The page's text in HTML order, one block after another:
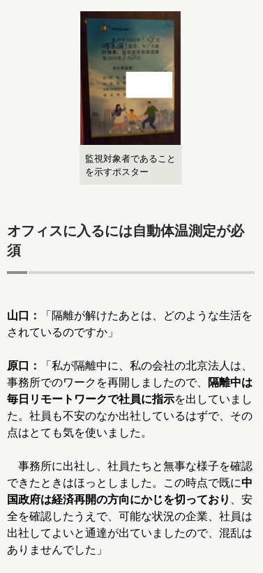
監視対象者であること
を示すポスター
オフィスに入るには自動体温測定が必
須
山口：
「隔離が解けたあとは、どのような生活を
されているのですか」
原口：
「私が隔離中に、私の会社の北京法人は、
事務所でのワークを再開しましたので、
隔離中は
毎日リモートワークで社員に指示を出していまし
た。社員も不安のなか出社しているはずで、その
点はとても気を使いました。
事務所に出社し、社員たちと無事な様子を確認
できたときはほっとしました。この時点で既に中
国政府は経済再開の方向にかじを切っており 、安
全を確認したうえで、可能な状況の企業、社員は
出社してよいと通達が出ていましたので、混乱は
ありませんでした」